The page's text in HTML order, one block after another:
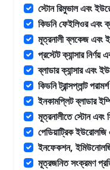
স্টোন রিমুভাল এবং
কিডনি ফেইলিওর এবং
মূত্রনালী ব্লকেজ এবং
প্রস্টেট ক্যান্সার নির্ণয়
ব্লাডার ক্যান্সার এবং
কিডনি ট্রান্সপ্লান্ট
ইনকামপ্লিট ব্লাডার
মূত্রনালীতে স্টোন এবং
পেডিয়াট্রিক ইউরোলজি
ইনফেকশন,
মূত্রজনিত সংক্রমণ